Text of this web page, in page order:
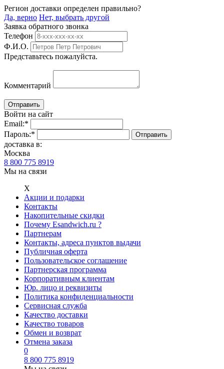
Регион доставки определен правильно?
Да, верно Нет, выбрать другой
Заявка обратного звонка
Телефон
Ф.И.О.
Представьтесь пожалуйста.
Комментарий
Войти на сайт
Email:*
Пароль:*
доставка в:
Москва
8 800 775 8919
Мы на связи
Х
Акции и подарки
Контакты
Накопительные скидки
Почему Esandwich.ru ?
Партнерам
Контакты, адреса пунктов выдачи
Публичная оферта
Пользовательское соглашение
Партнерская программа
Корпоративным клиентам
Юр. лицо и реквизиты
Политика конфиденциальности
Сервисная служба
Качество доставки
Качество товаров
Обмен и возврат
Отмена заказа
0
8 800 775 8919